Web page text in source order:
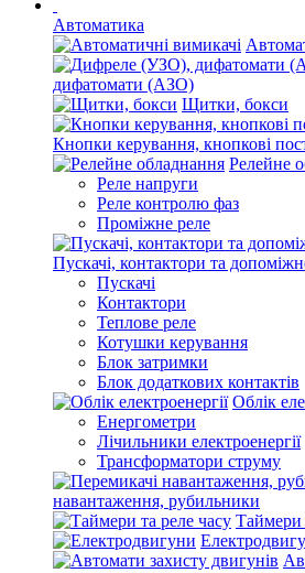
Автоматика
дифатомати (АЗО)
Щитки, бокси
Кнопки керування, кнопкові
Релейне
Реле напруги
Реле контролю фаз
Проміжне реле
Пускачі, контактори та
Пускачі
Контактори
Теплове реле
Котушки керування
Блок затримки
Блок додаткових контактів
Облік
Енергометри
Лічильники електроенергії
Трансформатори струму
навантаження, рубильники
Таймери